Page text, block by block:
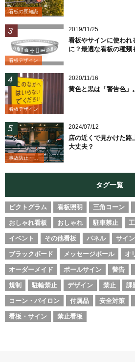
看板の豆知識
看板デザイン
2019/11/25
看板やサインに使われ
に？最適な看板の種類
看板デザイン
2020/11/16
黄色と黒は「警告色」
事故防止・業務改善
2024/07/12
店の近くで見かけた路
大丈夫？
タグ一覧
ピクトグラム 看板照明 三角コーン
おしゃれ看板 おしゃれ 駐車禁止
イベント その他看板 パネル サイ
ブラックボード メッセージポール オ
オーダーメイド ポールサイン 警告
規制 駐輪禁止 デザイン 禁止 課
コーン・パイロン 付属品 安全対策
看板・サイン 禁止看板